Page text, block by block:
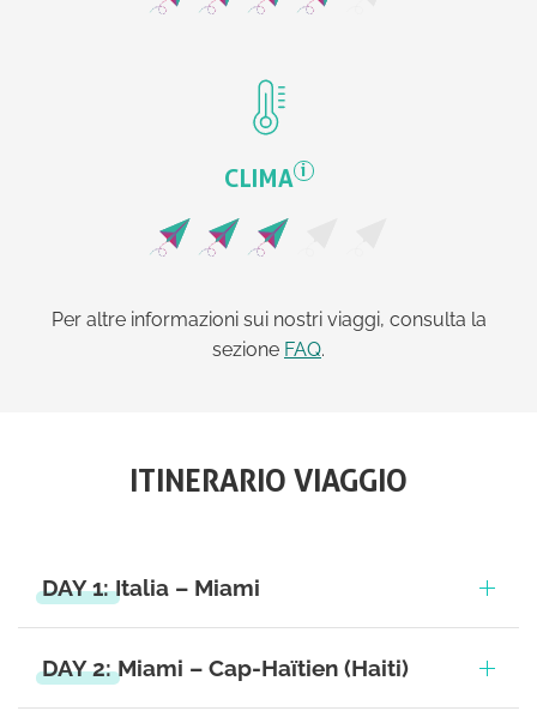
CLIMA i
Per altre informazioni sui nostri viaggi, consulta la
sezione FAQ.
ITINERARIO VIAGGIO
DAY 1: Italia – Miami
DAY 2: Miami – Cap-Haïtien (Haiti)